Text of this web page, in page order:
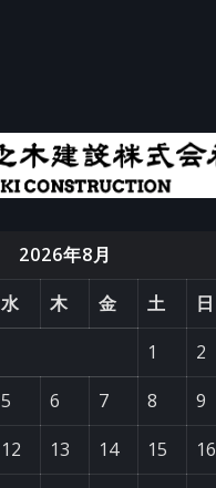
2026年8月
水 木 金 土
日
1
2
5 6 7 8
9
12 13 14 15
16